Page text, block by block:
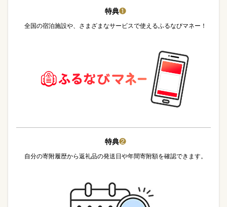
特典❶
全国の宿泊施設や、さまざまなサービスで使えるふるなびマネー！
特典❷
自分の寄附履歴から返礼品の発送日や年間寄附額を確認できます。